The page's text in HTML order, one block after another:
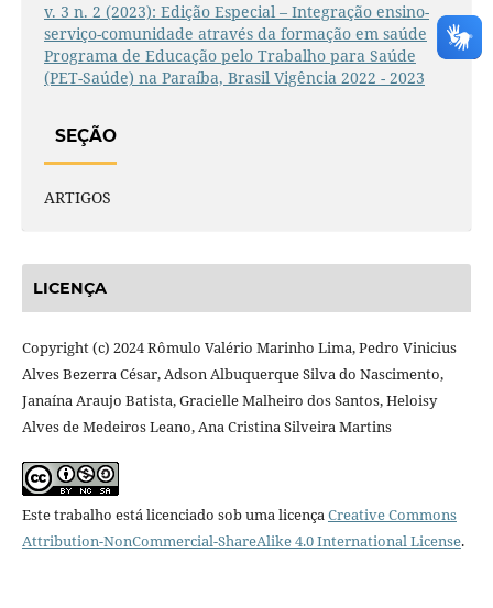
v. 3 n. 2 (2023): Edição Especial – Integração ensino-
serviço-comunidade através da formação em saúde
Programa de Educação pelo Trabalho para Saúde
(PET-Saúde) na Paraíba, Brasil Vigência 2022 - 2023
SEÇÃO
ARTIGOS
LICENÇA
Copyright (c) 2024 Rômulo Valério Marinho Lima, Pedro Vinicius
Alves Bezerra César, Adson Albuquerque Silva do Nascimento,
Janaína Araujo Batista, Gracielle Malheiro dos Santos, Heloisy
Alves de Medeiros Leano, Ana Cristina Silveira Martins
Este trabalho está licenciado sob uma licençaCreative Commons
Attribution-NonCommercial-ShareAlike 4.0 International License.